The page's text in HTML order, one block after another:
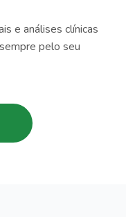
e análises clínicas
pelo seu